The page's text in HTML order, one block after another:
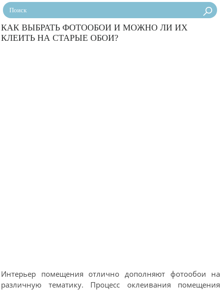
КАК ВЫБРАТЬ ФОТООБОИ И МОЖНО ЛИ ИХ
КЛЕИТЬ НА СТАРЫЕ ОБОИ?
Интерьер помещения отлично дополняют фотообои на
различную тематику. Процесс оклеивания помещения